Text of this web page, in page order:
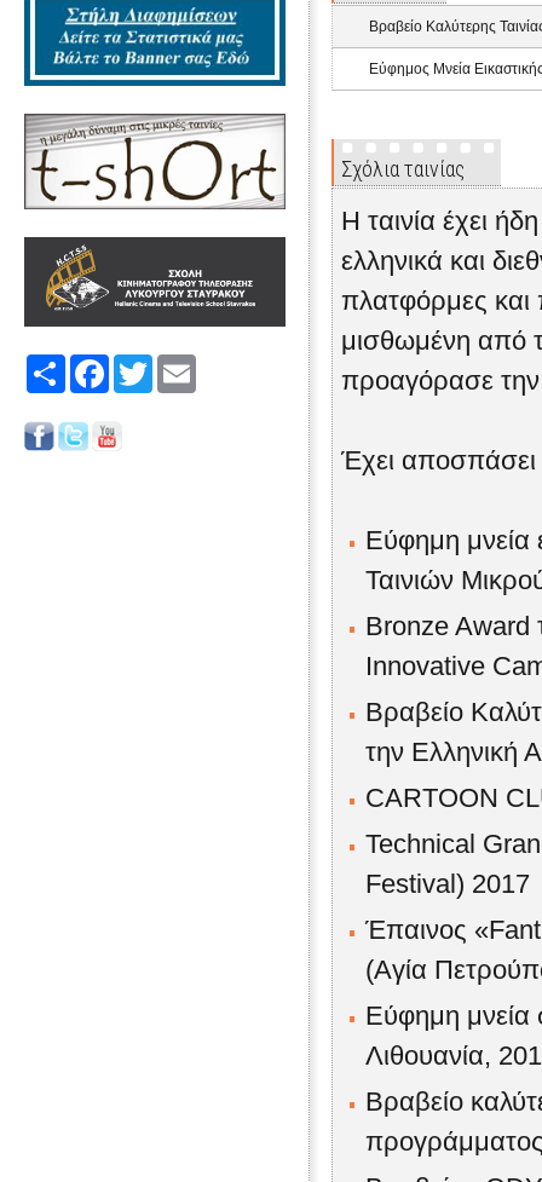
Share FacebookTwitter
Βραβείο Καλύτερης
Εύφημος Μνεία
Σχόλια ταινίας
Η ταινία έχει
ελληνικά και
πλατφόρμες και
μισθωμένη από
προαγόρασε την
Έχει
Εύφημη μνεία
Ταινιών
Bronze Award
Innovative
Βραβείο
την Ελληνική
CARTOON
Technical
Festival) 2017
Έπαινος
(Αγία
Εύφημη μνεία
Λιθουανία,
Βραβείο